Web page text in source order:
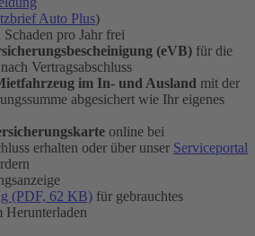
Auto Plus)
Schaden pro Jahr frei
(eVB) für die
Vertragsabschluss
im In- und Ausland mit der
abgesichert wie Ihr eigenes
online bei
erhalten oder über unser Serviceportal
(PDF, 62 KB) für gebrauchtes
Herunterladen